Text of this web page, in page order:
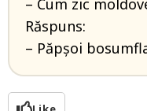
– Cum zic
Răspuns:
– Păpșoi